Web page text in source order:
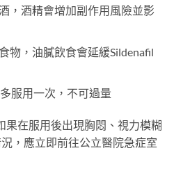
，酒精會增加副作用風險並影
物，油膩飲食會延緩Sildenafil
服用一次，不可過量
果在服用後出現胸悶、視力模糊
，應立即前往公立醫院急症室